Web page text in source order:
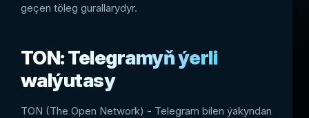
geçen töleg gurallarydyr.
TON: Telegramyň ýerli
walýutasy
TON (The Open Network) - Telegram bilen ýakyndan